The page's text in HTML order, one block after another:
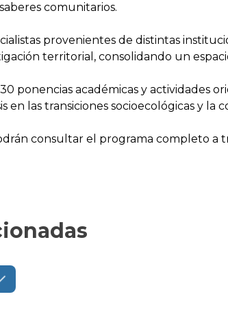
comunitarios.
provenientes de distintas
territorial, consolidando un
ponencias académicas y actividades
en las transiciones socioecológicas y
consultar el programa completo a